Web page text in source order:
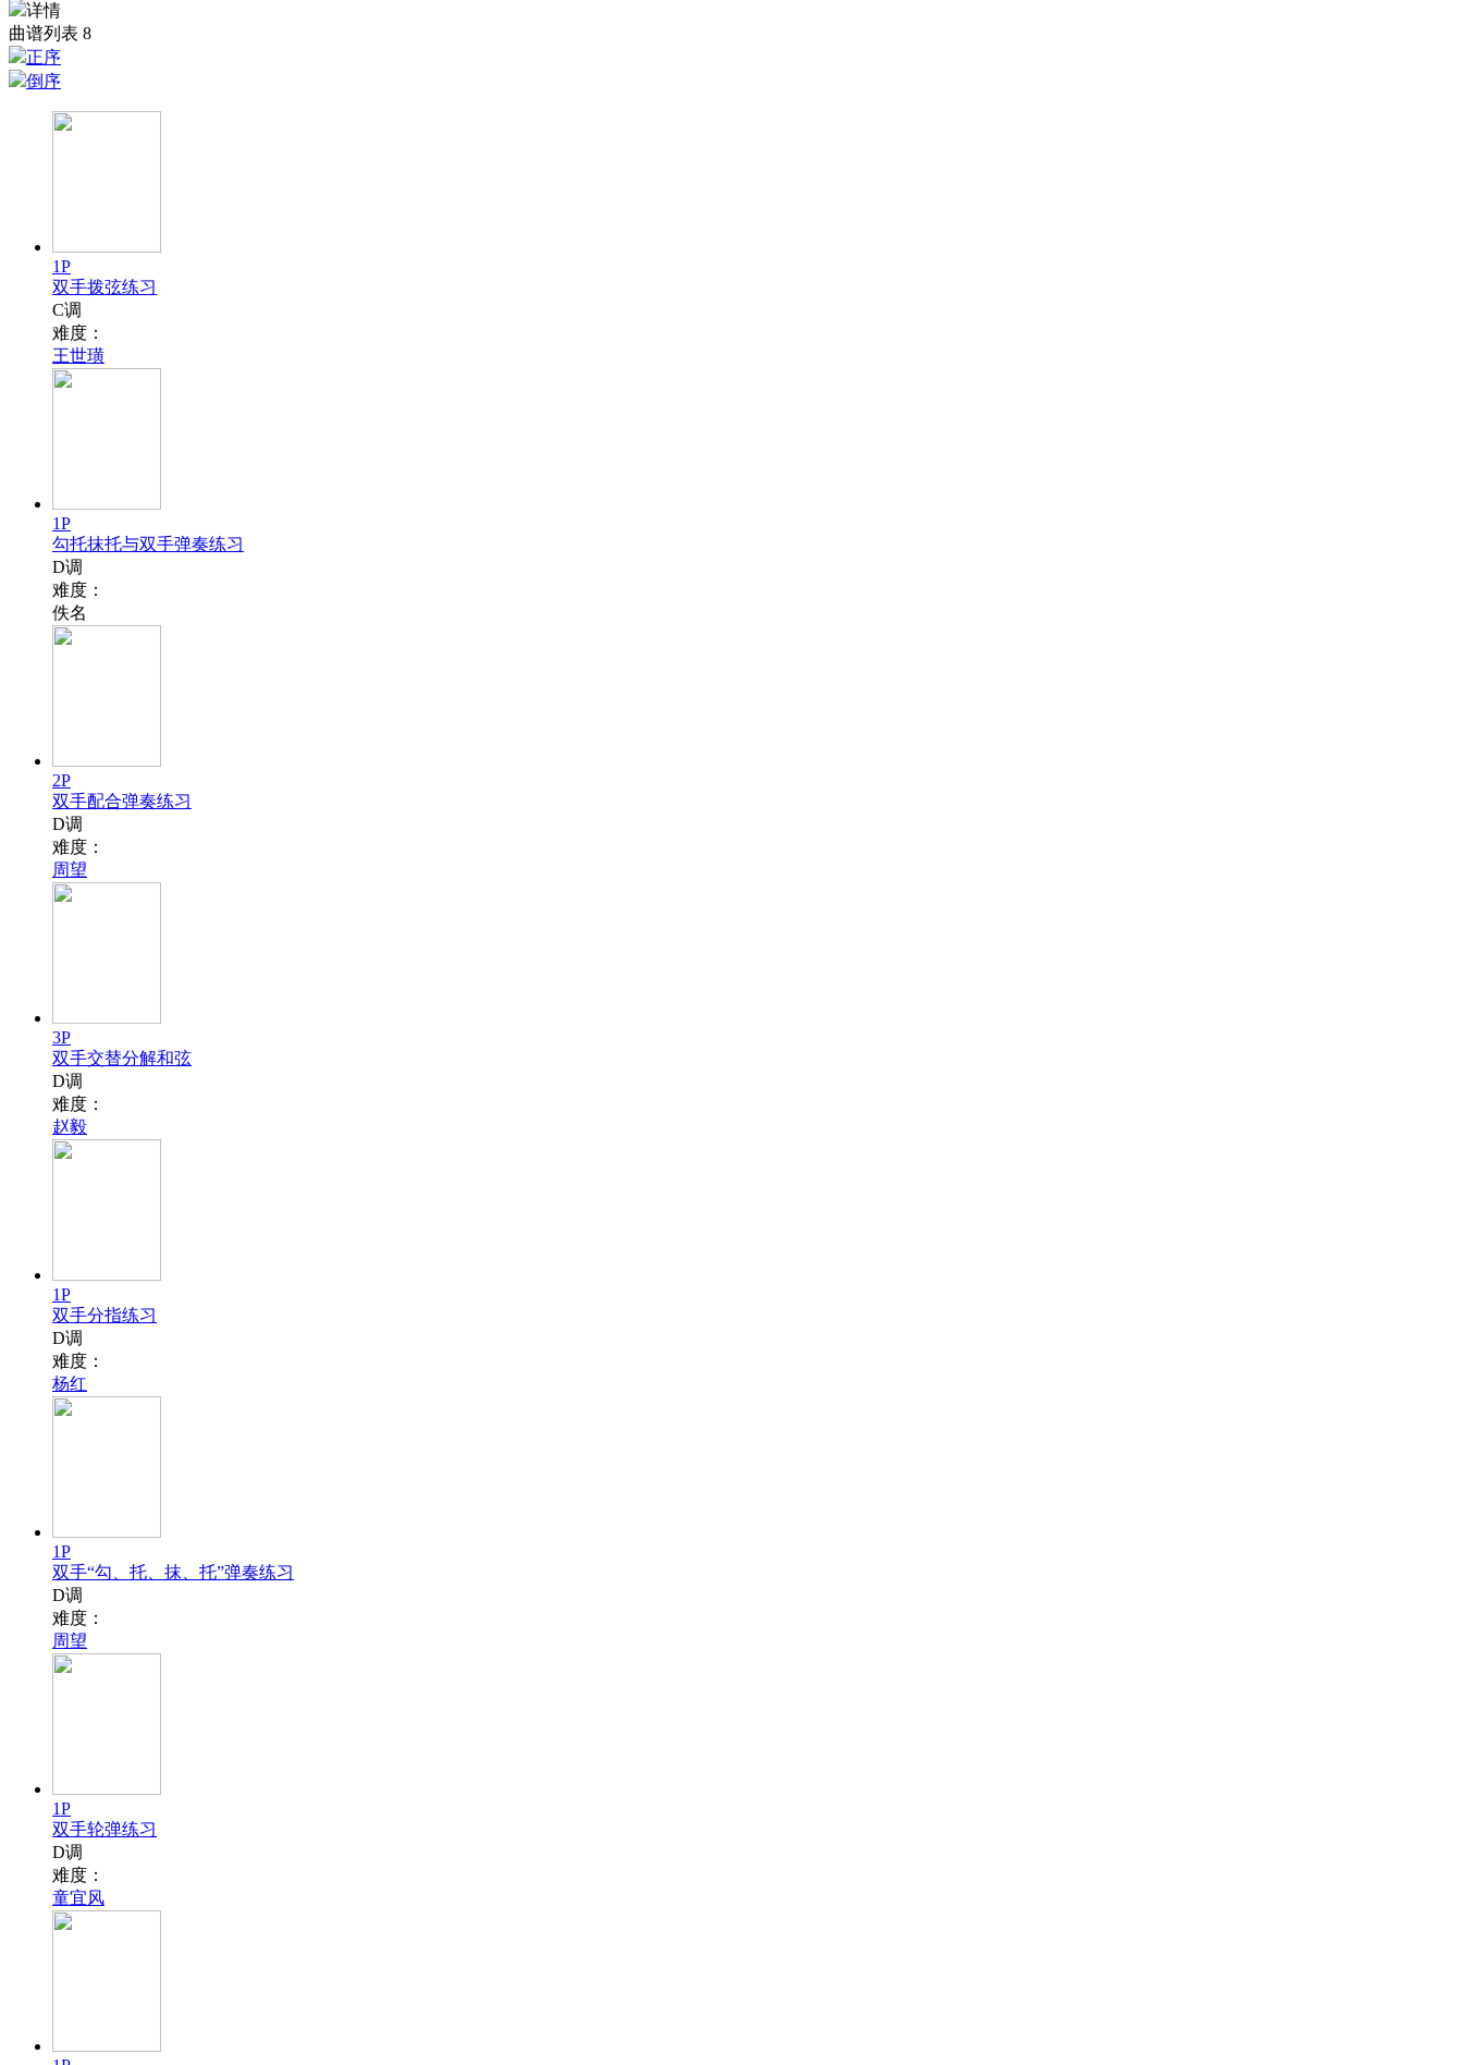
详情
曲谱列表 8
正序
倒序
1P
双手拨弦练习
C调
难度：
王世璜
1P
勾托抹托与双手弹奏练习
D调
难度：
佚名
2P
双手配合弹奏练习
D调
难度：
周望
3P
双手交替分解和弦
D调
难度：
赵毅
1P
双手分指练习
D调
难度：
杨红
1P
双手“勾、托、抹、托”弹奏练习
D调
难度：
周望
1P
双手轮弹练习
D调
难度：
童宜风